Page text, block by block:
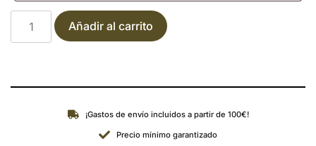
Añadir al carrito
¡Gastos de envío incluidos a partir de 100€!
Precio mínimo garantizado